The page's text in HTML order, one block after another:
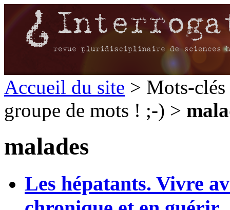
Accueil du site > Mots-clés
groupe de mots ! ;-) >
malades
Les hépatants. Vivre